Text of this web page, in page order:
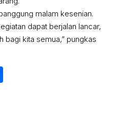
malam kesenian.
dapat berjalan lancar,
bagi kita semua,” pungkas